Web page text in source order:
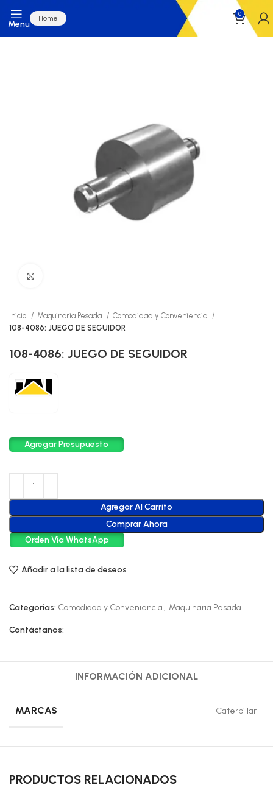
Menu
Home
0
Inicio Maquinaria Pesada
Comodidad y Conveniencia
108-4086: JUEGO DE SEGUIDOR
108-4086: JUEGO DE SEGUIDOR
Agregar Presupuesto
Agregar Al Carrito
Comprar Ahora
Orden Vía WhatsApp
Añadir a la lista de deseos
Categorías: Comodidad y Conveniencia , Maquinaria Pesada
Contáctanos:
INFORMACIÓN ADICIONAL
MARCAS Caterpillar
PRODUCTOS RELACIONADOS